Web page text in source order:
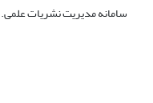
سامانه مدیریت نشریات علمی.